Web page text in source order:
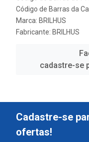
Código de Barras da
Marca: BRILHUS
Fabricante: BRILHUS
cadastre-se
Cadastre-se
ofertas!